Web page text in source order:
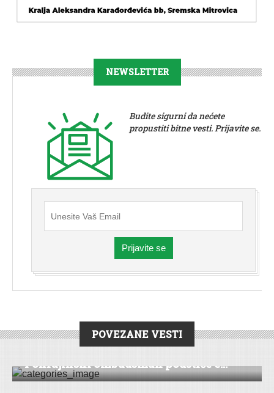
NEWSLETTER
Budite sigurni da nećete
propustiti bitne vesti. Prijavite se.
Prijavite se
POVEZANE VESTI
DRUŠTVO|HRONIKA PEĆINCI|VESTI
Pokrajinski ombudsman podstiče e...
KULTURA|SREMSKA MITROVICA